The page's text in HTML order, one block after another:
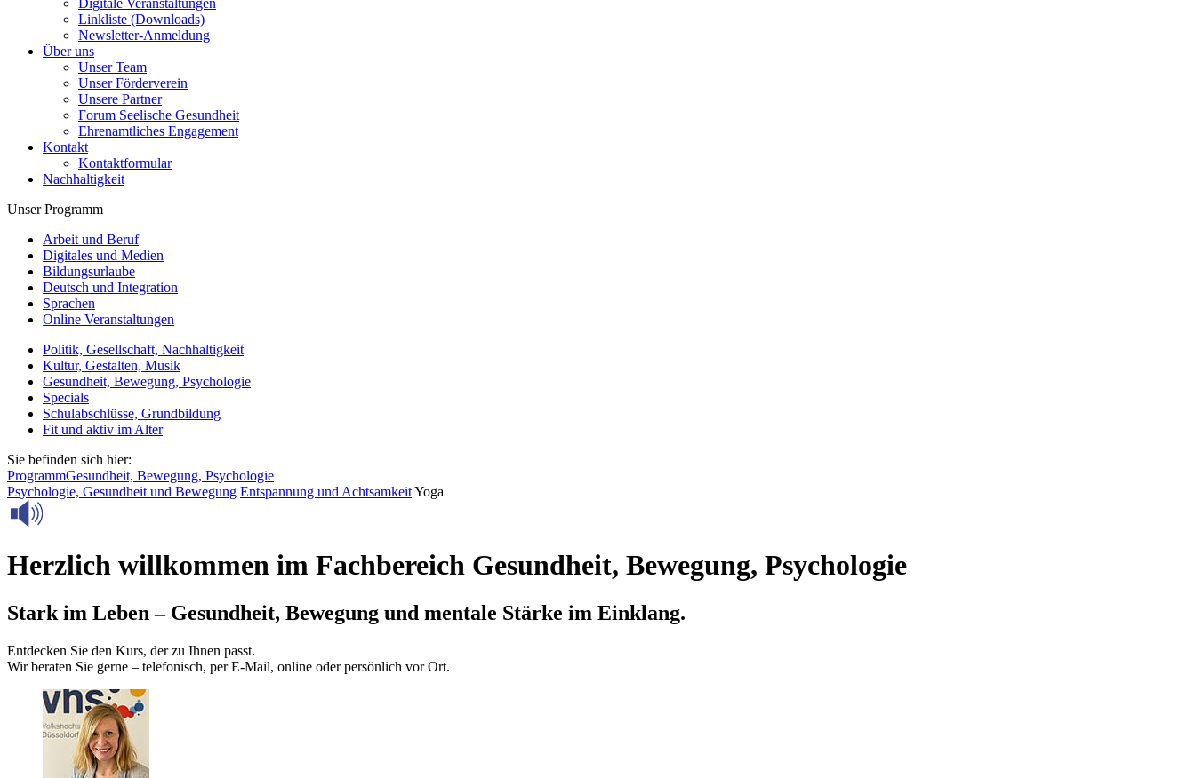
Digitale Veranstaltungen
Linkliste (Downloads)
Newsletter-Anmeldung
Über uns
Unser Team
Unser Förderverein
Unsere Partner
Forum Seelische Gesundheit
Ehrenamtliches Engagement
Kontakt
Kontaktformular
Nachhaltigkeit
Unser Programm
Arbeit und Beruf
Digitales und Medien
Bildungsurlaube
Deutsch und Integration
Sprachen
Online Veranstaltungen
Politik, Gesellschaft, Nachhaltigkeit
Kultur, Gestalten, Musik
Gesundheit, Bewegung, Psychologie
Specials
Schulabschlüsse, Grundbildung
Fit und aktiv im Alter
Sie befinden sich hier:
ProgrammGesundheit, Bewegung, Psychologie
Psychologie, Gesundheit und Bewegung Entspannung und AchtsamkeitYoga
Herzlich willkommen im Fachbereich Gesundheit, Bewegung, Psychologie
Stark im Leben – Gesundheit, Bewegung und mentale Stärke im Einklang.
Entdecken Sie den Kurs, der zu Ihnen passt.
Wir beraten Sie gerne – telefonisch, per E‑Mail, online oder persönlich vor Ort.